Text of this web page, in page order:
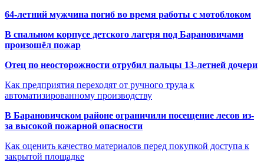
64-летний мужчина погиб во время работы с мотоблоком
В спальном корпусе детского лагеря под Барановичами
произошёл пожар
Отец по неосторожности отрубил пальцы 13-летней дочери
Как предприятия переходят от ручного труда к
автоматизированному производству
В Барановичском районе ограничили посещение лесов из-
за высокой пожарной опасности
Как оценить качество материалов перед покупкой доступа к
закрытой площадке